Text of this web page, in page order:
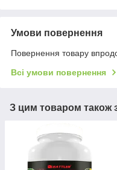
Умови повернення
Повернення товару
Всі умови повернення
З цим товаром також